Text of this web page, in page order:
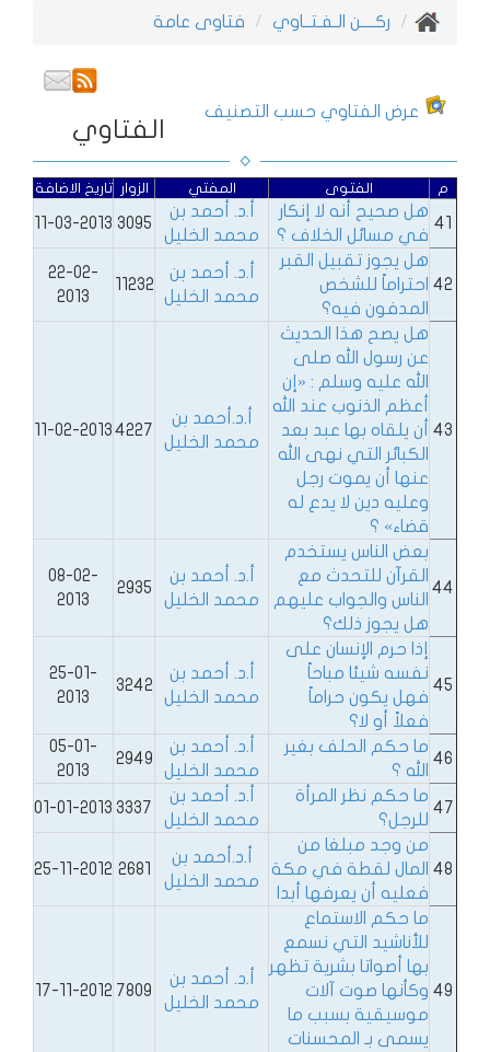
ركــــن الـفـتــاوي فتاوى عامة
عرض الفتاوي حسب التصنيف
الفتاوي
م الفتوى المفتي الزوار تاريخ الاضافة
41
هل صحيح أنه لا إنكار
في مسائل الخلاف ؟
أ.د. أحمد بن
محمد الخليل
3095
11-03-2013
42
هل يجوز تقبيل القبر
احتراماً للشخص
المدفون فيه؟
أ.د. أحمد بن
محمد الخليل
11232
22-02-
2013
43
هل يصح هذا الحديث
عن رسول الله صلى
الله عليه وسلم : «إن
أعظم الذنوب عند الله
أن يلقاه بها عبد بعد
الكبائر التي نهى الله
عنها أن يموت رجل
وعليه دين لا يدع له
قضاء» ؟
أ.د.أحمد بن
محمد الخليل
4227
11-02-2013
44
بعض الناس يستخدم
القرآن للتحدث مع
الناس والجواب عليهم
هل يجوز ذلك؟
أ.د. أحمد بن
محمد الخليل
2935
08-02-
2013
45
إذا حرم الإنسان على
نفسه شيئا مباحاً
فهل يكون حراماً
فعلاً أو لا؟
أ.د. أحمد بن
محمد الخليل
3242
25-01-
2013
46
ما حكم الحلف بغير
الله ؟
أ.د. أحمد بن
محمد الخليل
2949
05-01-
2013
47
ما حكم نظر المرأة
للرجل؟
أ.د. أحمد بن
محمد الخليل
3337
01-01-2013
48
من وجد مبلغا من
المال لقطة في مكة
فعليه أن يعرفها أبدا
أ.د.أحمد بن
محمد الخليل
2681
25-11-2012
49
ما حكم الاستماع
للأناشيد التي نسمع
بها أصواتا بشرية تظهر
وكأنها صوت آلات
موسيقية بسبب ما
يسمى بـ المحسنات
أ.د. أحمد بن
محمد الخليل
7809
17-11-2012